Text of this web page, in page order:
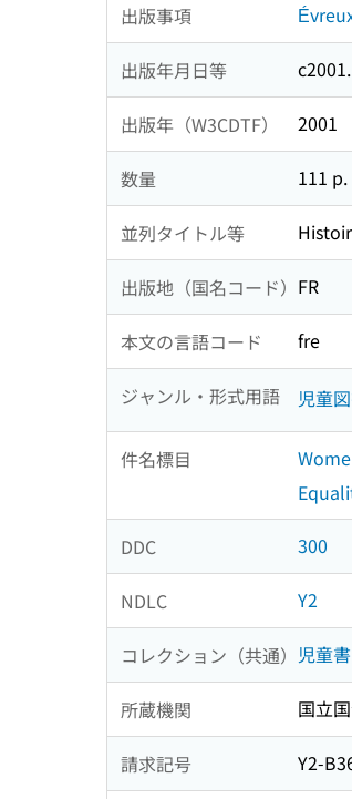
出版事項
出版年月日等 c2001.
出版年（W3CDTF） 2001
数量 111
並列タイトル等
出版地（国名コード） FR
本文の言語コード fre
ジャンル・形式用語 児童
件名標目
DDC 300
NDLC Y2
コレクション（共通） 児童書
所蔵機関 国立
請求記号
Y2-